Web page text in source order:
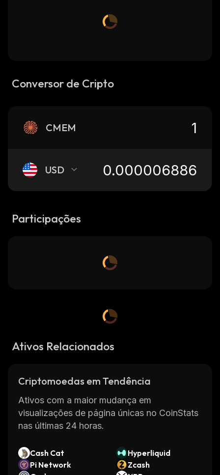
Conversor de Cripto
CMEM
USD
Participações
Ativos Relacionados
Criptomoedas em Tendência
Ativos com a maior mudança em
visualizações de página únicas no CoinStats
nas últimas 24 horas.
Cash Cat
Hyperliquid
Pi Network
Zcash